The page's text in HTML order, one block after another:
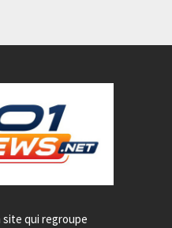
qui regroupe